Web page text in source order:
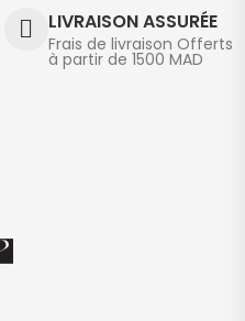
LIVRAISON ASSURÉE
Frais de livraison Offerts
à partir de 1500 MAD